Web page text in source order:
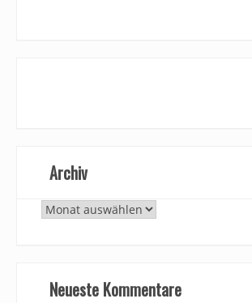
Archiv
Archiv
Neueste Kommentare